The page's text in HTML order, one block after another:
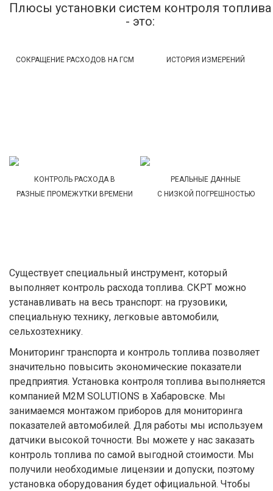
Плюсы установки систем контроля топлива
- это:
СОКРАЩЕНИЕ РАСХОДОВ НА ГСМ ИСТОРИЯ ИЗМЕРЕНИЙ
КОНТРОЛЬ РАСХОДА В
РАЗНЫЕ ПРОМЕЖУТКИ ВРЕМЕНИ
РЕАЛЬНЫЕ ДАННЫЕ
С НИЗКОЙ ПОГРЕШНОСТЬЮ
Существует специальный инструмент, который
выполняет контроль расхода топлива. СКРТ можно
устанавливать на весь транспорт: на грузовики,
специальную технику, легковые автомобили,
сельхозтехнику.
Мониторинг транспорта и контроль топлива позволяет
значительно повысить экономические показатели
предприятия. Установка контроля топлива выполняется
компанией M2M SOLUTIONS в Хабаровске. Мы
занимаемся монтажом приборов для мониторинга
показателей автомобилей. Для работы мы используем
датчики высокой точности. Вы можете у нас заказать
контроль топлива по самой выгодной стоимости. Мы
получили необходимые лицензии и допуски, поэтому
установка оборудования будет официальной. Чтобы